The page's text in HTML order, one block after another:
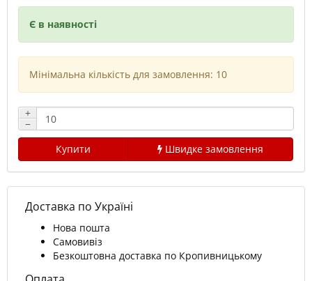
Є в наявності
Мінімальна кількість для замовлення: 10
+
−
Купити
Швидке замовлення
Доставка по Україні
Нова пошта
Самовивіз
Безкоштовна доставка по Кропивницькому